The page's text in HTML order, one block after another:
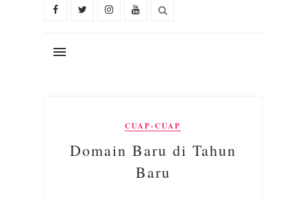
CUAP-CUAP
Domain Baru di Tahun
Baru